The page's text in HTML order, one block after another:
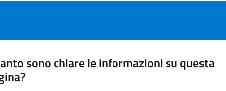
sono chiare le informazioni su questa